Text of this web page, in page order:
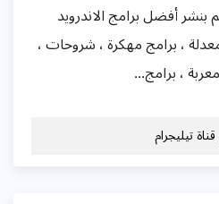
بنشر أفضل برامج الاندرويد
، برامج مهكرة ، شروحات ،
، برامج...
تيليجرام